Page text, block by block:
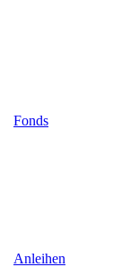
Fonds
Anleihen